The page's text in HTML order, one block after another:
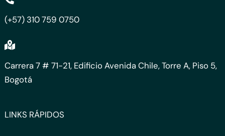
(+57) 310 759 0750
Carrera 7 # 71-21, Edificio Avenida Chile, Torre A, Piso 5,
Bogotá
LINKS RÁPIDOS